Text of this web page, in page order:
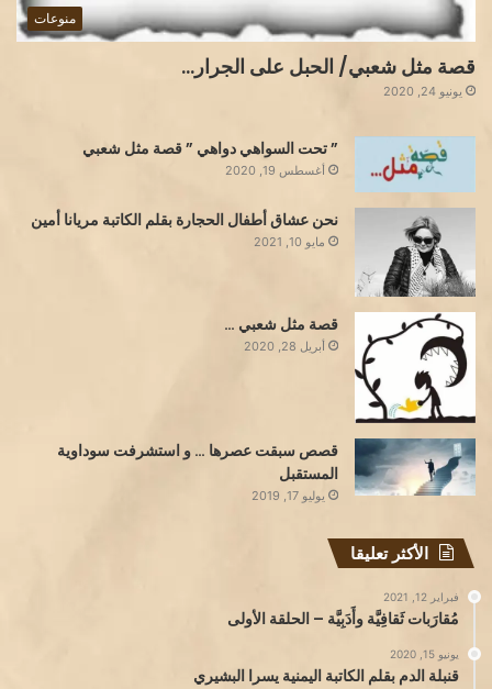
منوعات
قصة مثل شعبي/ الحبل على الجرار…
يونيو 24, 2020
” تحت السواهي دواهي ” قصة مثل شعبي
أغسطس 19, 2020
نحن عشاق أطفال الحجارة بقلم الكاتبة مريانا أمين
مايو 10, 2021
قصة مثل شعبي …
أبريل 28, 2020
قصص سبقت عصرها … و استشرفت سوداوية
المستقبل
يوليو 17, 2019
الأكثر تعليقا
فبراير 12, 2021
مُقارَبات ثَقافِيَّة وأَدَبِيَّة – الحلقة الأولى
يونيو 15, 2020
قنبلة الدم بقلم الكاتبة اليمنية يسرا البشيري